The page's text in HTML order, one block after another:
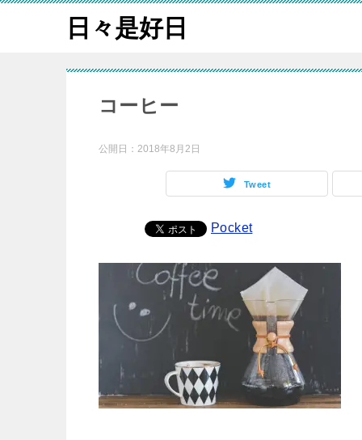
日々是好日
コーヒー
公開日： 2018年8月2日
Tweet
Pocket